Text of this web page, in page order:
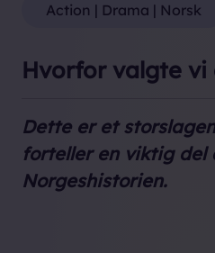
Action | Drama | Norsk
Hvorfor valgte vi
Dette er et
forteller en viktig del
Norgeshistorien.